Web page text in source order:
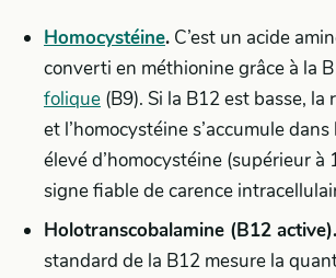
Homocystéine. C’est un acide
converti en méthionine grâce à la
folique (B9). Si la B12 est basse,
et l’homocystéine s’accumule
élevé d’homocystéine (supérieur à
signe fiable de carence
Holotranscobalamine (B12 active).
standard de la B12 mesure la